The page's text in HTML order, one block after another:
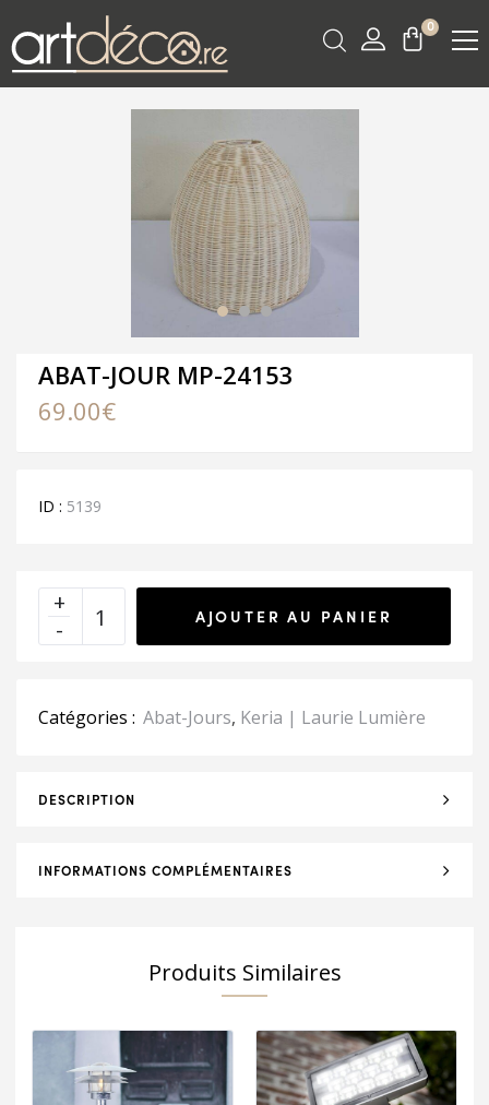
0
ABAT-JOUR MP-24153
69.00€
ID : 5139
AJOUTER AU PANIER
Catégories : Abat-Jours, Keria | Laurie Lumière
DESCRIPTION
INFORMATIONS COMPLÉMENTAIRES
Produits Similaires